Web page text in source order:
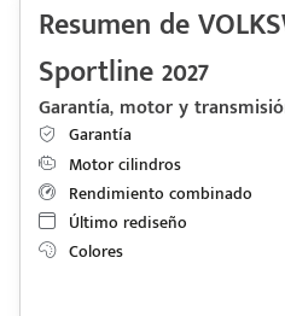
Resumen de
Sportline 2027
Garantía, motor y
Garantía
Motor cilindros
Rendimiento combinado
Último rediseño
Colores